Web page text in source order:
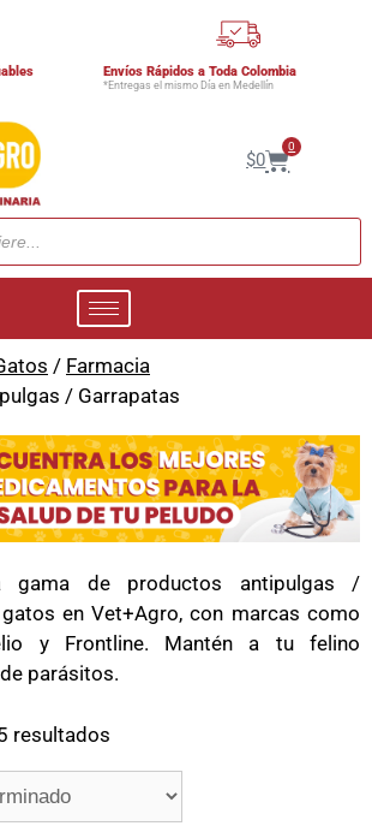
Envíos Rápidos a Toda Colombia
*Entregas el mismo Día en Medellín
$0
0
/ Farmacia
/ Garrapatas
gama de productos antipulgas /
en Vet+Agro, con marcas como
y Frontline. Mantén a tu felino
parásitos.
resultados